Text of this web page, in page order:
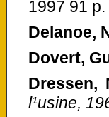
1997 91 p.
Delanoe,
Dovert,
Dressen,
l¹usine,